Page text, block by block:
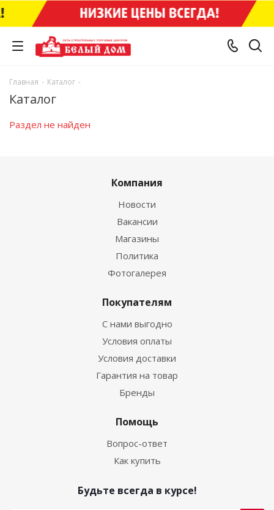
Главная - Каталог -
Каталог
Раздел не найден
Компания
Новости
Вакансии
Магазины
Политика
Фотогалерея
Покупателям
С нами выгодно
Условия оплаты
Условия доставки
Гарантия на товар
Бренды
Помощь
Вопрос-ответ
Как купить
Будьте всегда в курсе!